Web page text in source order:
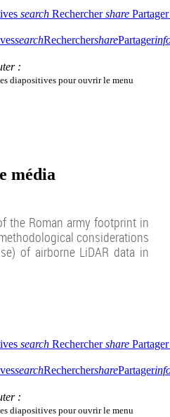
the Roman army footprint in
considerations
of airborne LiDAR data in